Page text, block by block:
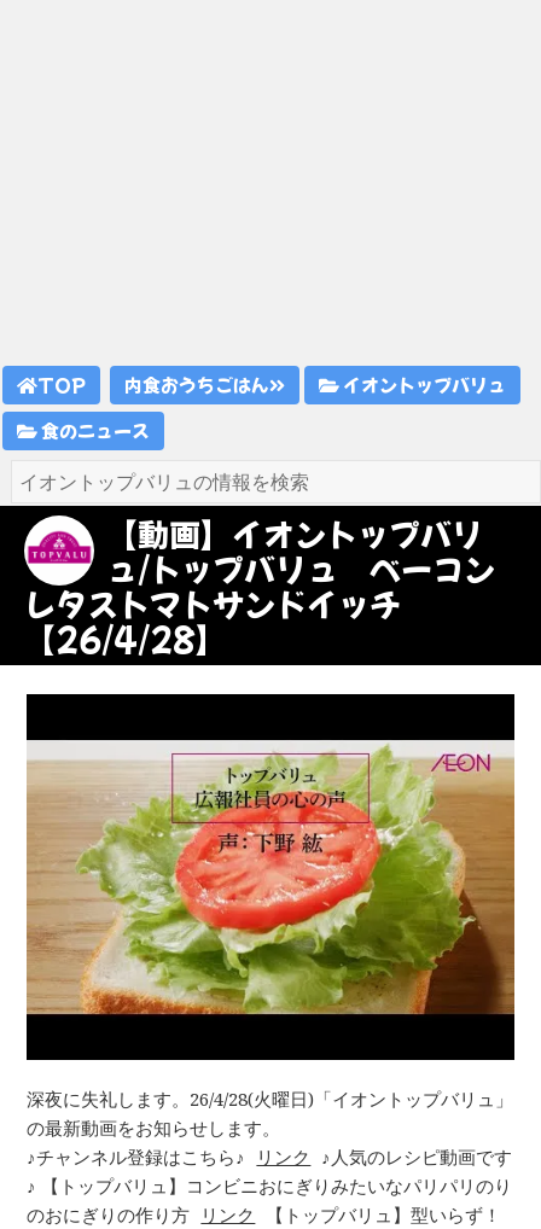
TOP 内食おうちごはん
イオントップバリュ
食のニュース
【動画】イオントップバリ
ュ/トップバリュ ベーコン
レタストマトサンドイッチ
【26/4/28】
深夜に失礼します。26/4/28(火曜日)「イオントップバリュ」
の最新動画をお知らせします。
♪チャンネル登録はこちら♪
リンク ♪人気のレシピ動画です
♪ 【トップバリュ】コンビニおにぎりみたいなパリパリのり
のおにぎりの作り方 リンク
【トップバリュ】型いらず！